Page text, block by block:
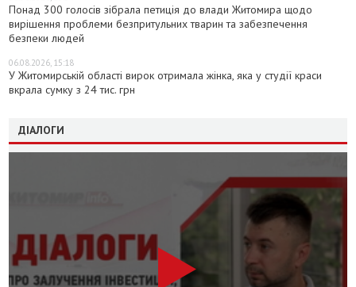
Понад 300 голосів зібрала петиція до влади Житомира щодо
вирішення проблеми безпритульних тварин та забезпечення
безпеки людей
06.08.2026, 15:18
У Житомирській області вирок отримала жінка, яка у студії краси
вкрала сумку з 24 тис. грн
ДІАЛОГИ